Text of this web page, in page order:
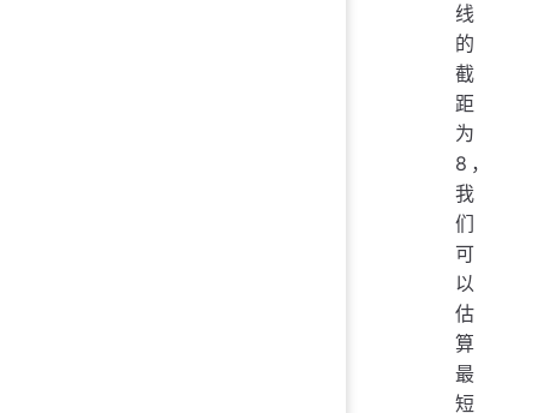
线
的
截
距
为
8，
我
们
可
以
估
算
最
短